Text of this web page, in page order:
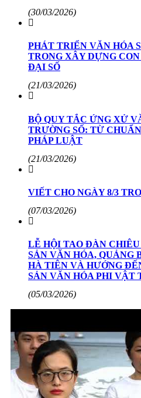
(30/03/2026)
PHÁT TRIỂN VĂN HÓA
TRONG XÂY DỰNG
ĐẠI SỐ
(21/03/2026)
BỘ QUY TẮC ỨNG XỬ
TRƯỜNG SỐ: TỪ
PHÁP LUẬT
(21/03/2026)
VIẾT CHO NGÀY 8/3
(07/03/2026)
LỄ HỘI TAO ĐÀN
SẢN VĂN HÓA, QUẢNG
HÀ TIÊN VÀ HƯỚNG
SẢN VĂN HÓA PHI VẬT
(05/03/2026)